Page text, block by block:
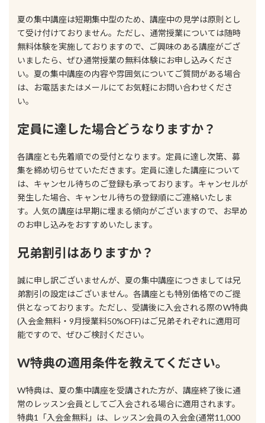
夏の集中講座は短期集中型のため、講座中の見学は原則とし
て受け付けておりません。ただし、通常授業については随時
無料体験を実施しておりますので、ご興味のある講座がござ
いましたら、ぜひ通常授業の無料体験にお申し込みくださ
い。夏の集中講座の内容や雰囲気についてご質問がある場合
は、お電話またはメールにてお気軽にお問い合わせくださ
い。
定員に達した場合どうなりますか？
各講座とも先着順での受付となります。定員に達し次第、募
集を締め切らせていただきます。定員に達した講座について
は、キャンセル待ちのご登録も承っております。キャンセルが
発生した場合、キャンセル待ちの登録順にご連絡いたしま
す。人気の講座は早期に埋まる傾向がございますので、お早め
のお申し込みをおすすめいたします。
兄弟割引はありますか？
誠に申し訳ございませんが、夏の集中講座につきましては兄
弟割引の設定はございません。各講座とも特別価格でのご提
供となっております。ただし、受講後に入会される際のW特典
(入会金無料・9月授業料50%OFF)はご兄弟それぞれに適用可
能ですので、ぜひご検討ください。
W特典の適用条件を教えてください。
W特典は、夏の集中講座を受講された方が、講座終了後に通
常のレッスン会員としてご入会される場合に適用されます。
特典1「入会金無料」は、レッスン会員の入会金(通常11,000